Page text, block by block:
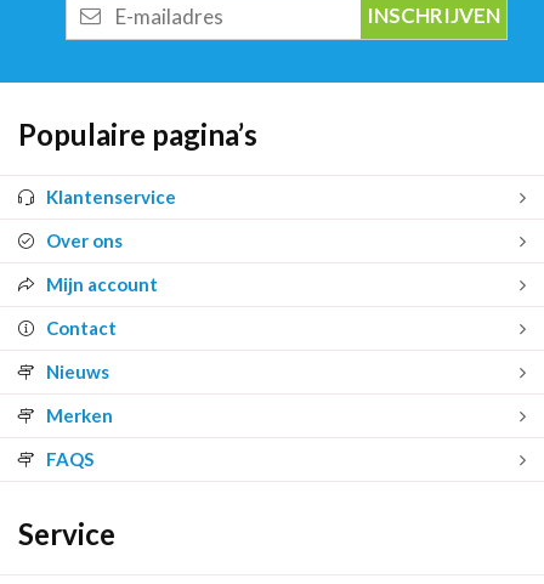
mailadres
Populaire pagina’s
Klantenservice
Over ons
Mijn account
Contact
Nieuws
Merken
FAQS
Service